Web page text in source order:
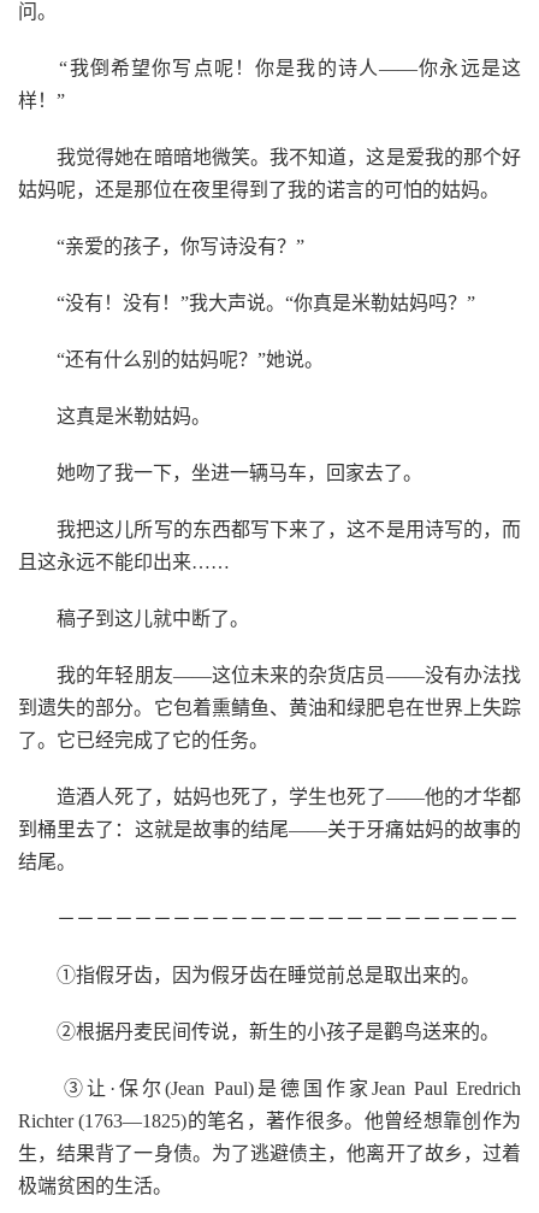
问。
“我倒希望你写点呢！你是我的诗人——你永远是这
样！”
我觉得她在暗暗地微笑。我不知道，这是爱我的那个好
姑妈呢，还是那位在夜里得到了我的诺言的可怕的姑妈。
“亲爱的孩子，你写诗没有？”
“没有！没有！”我大声说。“你真是米勒姑妈吗？”
“还有什么别的姑妈呢？”她说。
这真是米勒姑妈。
她吻了我一下，坐进一辆马车，回家去了。
我把这儿所写的东西都写下来了，这不是用诗写的，而
且这永远不能印出来……
稿子到这儿就中断了。
我的年轻朋友——这位未来的杂货店员——没有办法找
到遗失的部分。它包着熏鲭鱼、黄油和绿肥皂在世界上失踪
了。它已经完成了它的任务。
造酒人死了，姑妈也死了，学生也死了——他的才华都
到桶里去了：这就是故事的结尾——关于牙痛姑妈的故事的
结尾。
－－－－－－－－－－－－－－－－－－－－－－－－
①指假牙齿，因为假牙齿在睡觉前总是取出来的。
②根据丹麦民间传说，新生的小孩子是鹳鸟送来的。
③让·保尔(Jean Paul)是德国作家Jean Paul Eredrich
Richter (1763—1825)的笔名，著作很多。他曾经想靠创作为
生，结果背了一身债。为了逃避债主，他离开了故乡，过着
极端贫困的生活。